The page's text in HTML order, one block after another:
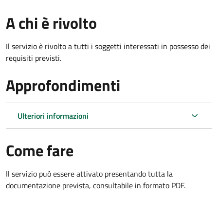
A chi è rivolto
Il servizio è rivolto a tutti i soggetti interessati in possesso dei
requisiti previsti.
Approfondimenti
Ulteriori informazioni
Come fare
Il servizio può essere attivato presentando tutta la
documentazione prevista, consultabile in formato PDF.